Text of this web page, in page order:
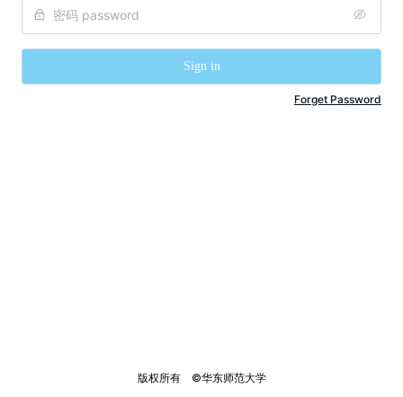
Sign in
Forget Password
版权所有    ©华东师范大学